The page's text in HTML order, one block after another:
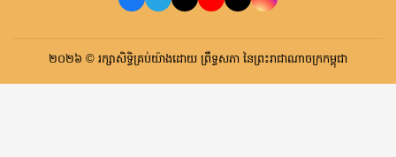
២០២៦ © រក្សាសិទ្ធិគ្រប់យ៉ាងដោយ ព្រឹទ្ធសភា នៃព្រះរាជាណាចក្រកម្ពុជា